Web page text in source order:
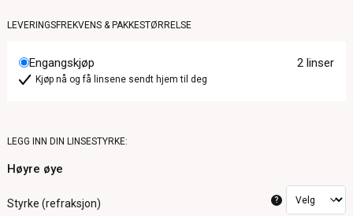
LEVERINGSFREKVENS & PAKKESTØRRELSE
Engangskjøp 2 linser
Kjøp nå og få linsene sendt hjem til deg
LEGG INN DIN LINSESTYRKE:
Høyre øye
Styrke (refraksjon) ?